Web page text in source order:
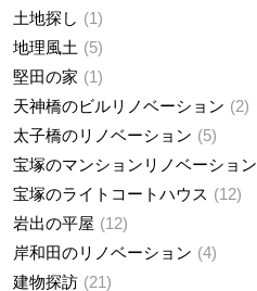
土地探し
1
地理風土
5
堅田の家
1
天神橋のビルリノベーション
2
太子橋のリノベーション
5
宝塚のマンションリノベーション
宝塚のライトコートハウス
12
岩出の平屋
12
岸和田のリノベーション
4
建物探訪
21